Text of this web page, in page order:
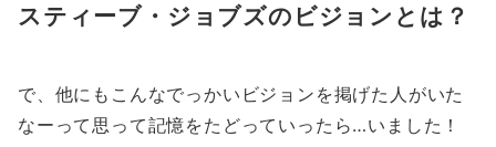
スティーブ・ジョブズのビジョンとは？
で、他にもこんなでっかいビジョンを掲げた人がいた
なーって思って記憶をたどっていったら…いました！